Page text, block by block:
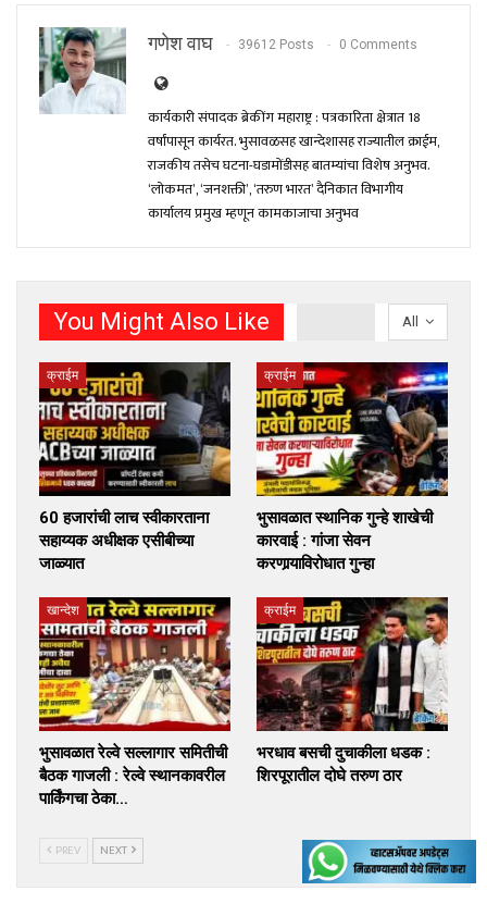
गणेश वाघ 39612 Posts 0 Comments
कार्यकारी संपादक ब्रेकींग महाराष्ट्र : पत्रकारिता क्षेत्रात 18
वर्षांपासून कार्यरत. भुसावळसह खान्देशासह राज्यातील क्राईम,
राजकीय तसेच घटना-घडामोंडीसह बातम्यांचा विशेष अनुभव.
‘लोकमत’, ‘जनशक्ती’, ‘तरुण भारत’ दैनिकात विभागीय
कार्यालय प्रमुख म्हणून कामकाजाचा अनुभव
All
You Might Also Like
क्राईम
60 हजारांची लाच स्वीकारताना
सहाय्यक अधीक्षक एसीबीच्या
जाळ्यात
क्राईम
भुसावळात स्थानिक गुन्हे शाखेची
कारवाई : गांजा सेवन
करणार्‍याविरोधात गुन्हा
खान्देश
भुसावळात रेल्वे सल्लागार समितीची
बैठक गाजली : रेल्वे स्थानकावरील
पार्किंगचा ठेका…
क्राईम
भरधाव बसची दुचाकीला धडक :
शिरपूरातील दोघे तरुण ठार
PREV NEXT